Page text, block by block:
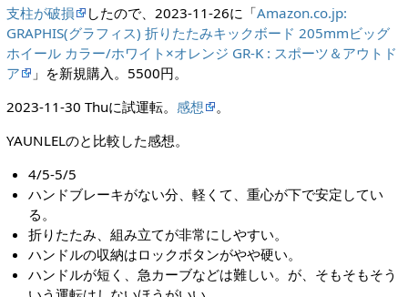
支柱が破損 したので、2023-11-26に「Amazon.co.jp:
GRAPHIS(グラフィス) 折りたたみキックボード 205mmビッグ
ホイール カラー/ホワイト×オレンジ GR-K : スポーツ＆アウトド
ア
」を新規購入。5500円。
2023-11-30 Thuに試運転。 感想
。
YAUNLELのと比較した感想。
4/5-5/5
ハンドブレーキがない分、軽くて、重心が下で安定してい
る。
折りたたみ、組み立てが非常にしやすい。
ハンドルの収納はロックボタンがやや硬い。
ハンドルが短く、急カーブなどは難しい。が、そもそもそう